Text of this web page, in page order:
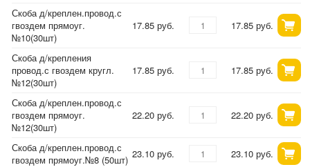
Скоба д/креплен.провод.с
гвоздем прямоуг.
№10(30шт)
17.85 руб. 17.85 руб.
Скоба д/крепления
провод.с гвоздем кругл.
№12(30шт)
17.85 руб. 17.85 руб.
Скоба д/креплен.провод.с
гвоздем прямоуг.
№12(30шт)
22.20 руб. 22.20 руб.
Скоба д/креплен.провод.с
гвоздем прямоуг.№8 (50шт) 23.10 руб.
23.10 руб.